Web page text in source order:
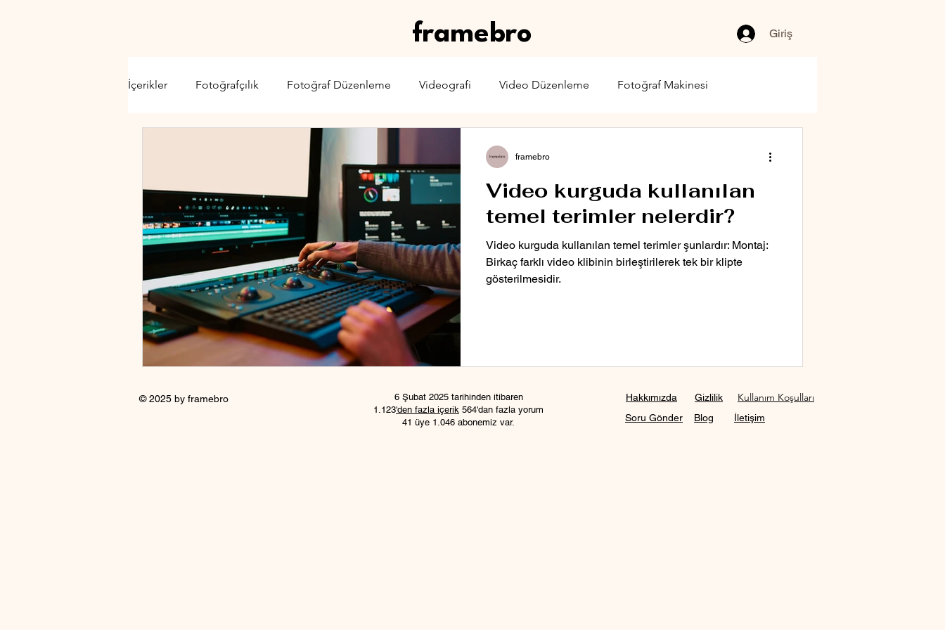
framebro Giriş
İçerikler Fotoğrafçılık Fotoğraf Düzenleme Videografi Video Düzenleme Fotoğraf Makinesi
Drone
Video kurguda kullanılan
temel terimler nelerdir?
Video kurguda kullanılan temel terimler şunlardır: Montaj:
Birkaç farklı video klibinin birleştirilerek tek bir klipte
gösterilmesidir.
framebro
© 2025 by framebro
6 Şubat 2025 tarihinden itibaren
1.123'den fazla içerik 564'dan fazla yorum
41 üye 1.046 abonemiz var.
Hakkımızda
Soru Gönder
Gizlilik
Blog
Kullanım Koşulları
İletişim